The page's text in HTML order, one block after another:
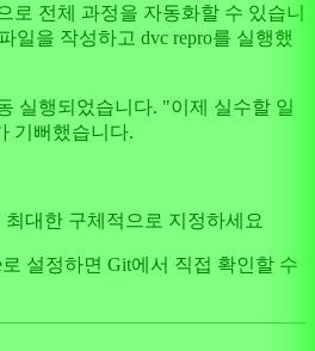
로 전체 과정을 자동화할 수 있습니
일을 작성하고 dvc repro를 실행했
실행되었습니다. "이제 실수할 일
기뻐했습니다.
대한 구체적으로 지정하세요
로 설정하면 Git에서 직접 확인할 수